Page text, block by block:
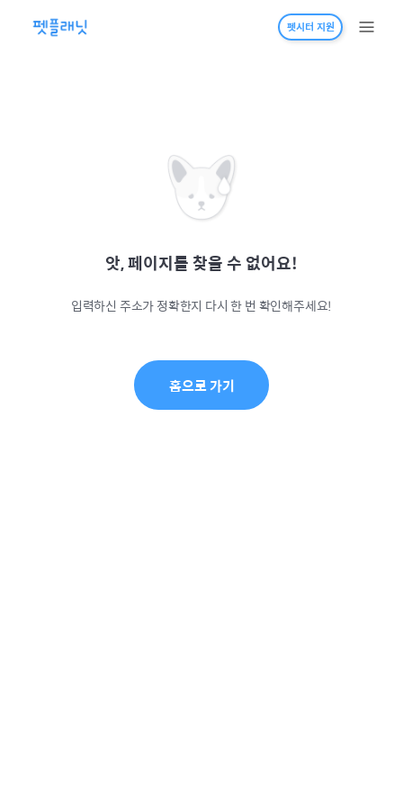
펫시터 지원
앗, 페이지를 찾을 수 없어요!
입력하신 주소가 정확한지 다시 한 번 확인해주세요!
홈으로 가기